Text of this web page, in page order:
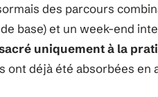
des parcours
base) et un week-end
uniquement à la
ont déjà été absorbées en